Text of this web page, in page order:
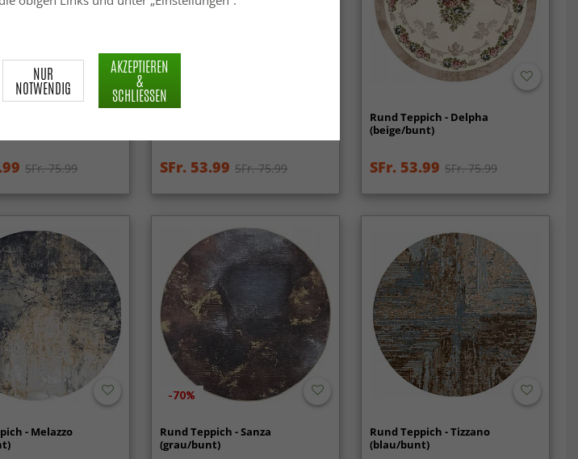
SFr. 75.99 SFr. 53.99 SFr. 75.99
Rund Teppich - Delpha
(beige/bunt)
SFr. 53.99 SFr. 75.99
- Melazzo
-70%
Rund Teppich - Sanza
(grau/bunt)
Rund Teppich - Tizzano
(blau/bunt)
NUR
NOTWENDIG
AKZEPTIEREN
&
SCHLIESSEN